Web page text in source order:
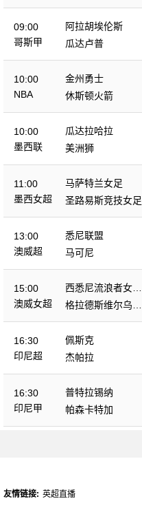
09:00
哥斯甲
阿拉胡埃伦斯
瓜达卢普
10:00
NBA
金州勇士
休斯顿火箭
10:00
墨西联
瓜达拉哈拉
美洲狮
11:00
墨西女超
马萨特兰女足
圣路易斯竞技女足
13:00
澳威超
悉尼联盟
马可尼
15:00
澳威女超
西悉尼流浪者女足
B队
格拉德斯维尔乌鸦
女足
16:30
印尼超
佩斯克
杰帕拉
16:30
印尼甲
普特拉锡纳
帕森卡特加
友情链接: 英超直播